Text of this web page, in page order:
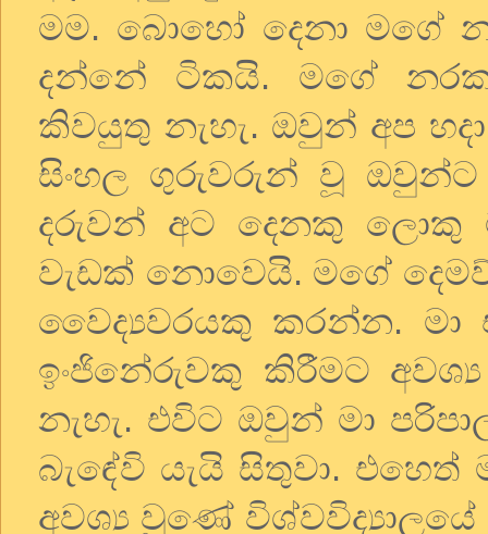
මම. බොහෝ දෙනා මගේ
දන්නේ ටිකයි. මගේ
කිවයුතු නැහැ. ඔවුන් අප
සිංහල ගුරුවරුන් වූ ඔවුන්ට
දරුවන් අට දෙනකු ලොකු
වැඩක් නොවෙයි. මගේ
වෛද්‍යවරයකු කරන්න. මා
ඉංජිනේරුවකු කිරීමට
නැහැ. එවිට ඔවුන් මා
බැඳේවි යැයි සිතුවා.
අවශ්‍ය වුණේ විශ්වවිද්‍යාලයේ